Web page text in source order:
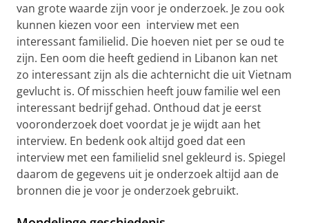
van grote waarde zijn voor je onderzoek. Je zou ook
kunnen kiezen voor een interview met een
interessant familielid. Die hoeven niet per se oud te
zijn. Een oom die heeft gediend in Libanon kan net
zo interessant zijn als die achternicht die uit Vietnam
gevlucht is. Of misschien heeft jouw familie wel een
interessant bedrijf gehad. Onthoud dat je eerst
vooronderzoek doet voordat je je wijdt aan het
interview. En bedenk ook altijd goed dat een
interview met een familielid snel gekleurd is. Spiegel
daarom de gegevens uit je onderzoek altijd aan de
bronnen die je voor je onderzoek gebruikt.